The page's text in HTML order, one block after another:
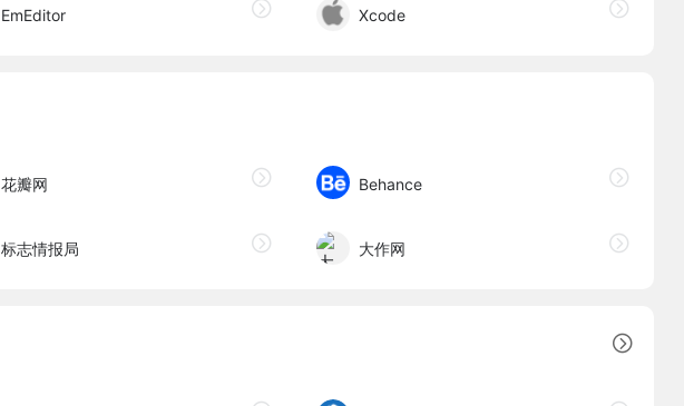
EmEditor Xcode
花瓣网 Behance
标志情报局 大作网